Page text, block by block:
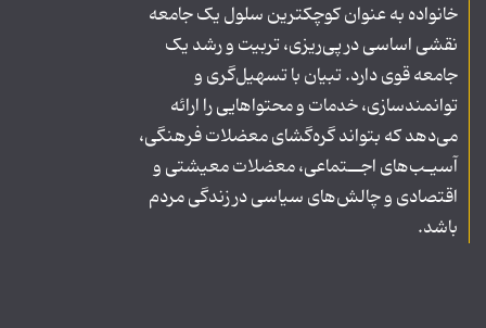
خانواده به عنوان کوچکترین سلول یک جامعه
نقشی اساسی در پی‌ریزی، تربیت و رشد یک
جامعه قوی دارد. تبیان با تسهیل‌گری و
توانمندسازی، خدمات و محتواهایی را ارائه
می‌دهد که بتواند گره‌گشای معضلات فرهنگی،
آسیـب‌های اجــتماعی، معضلات معیشتی و
اقتصادی و چالش‌های سیاسی در زندگی مردم
باشد.